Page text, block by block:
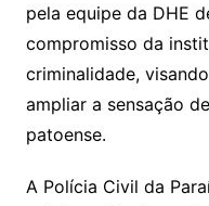
pela equipe da DHE
compromisso da
criminalidade,
ampliar a sensação
patoense.
A Polícia Civil da